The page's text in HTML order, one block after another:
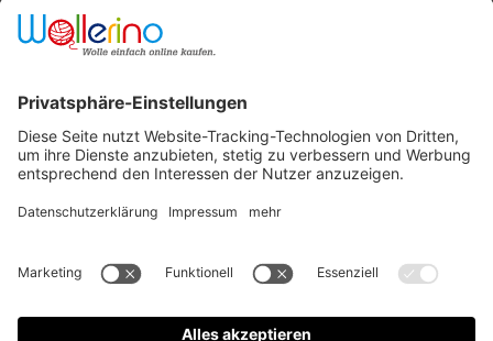
Newsletter
Versanddienstleister
Zahlungsanbieter